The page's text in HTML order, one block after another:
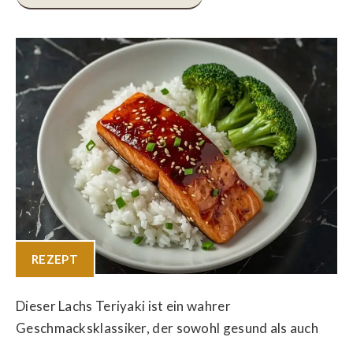
REZEPT
Dieser Lachs Teriyaki ist ein wahrer
Geschmacksklassiker, der sowohl gesund als auch